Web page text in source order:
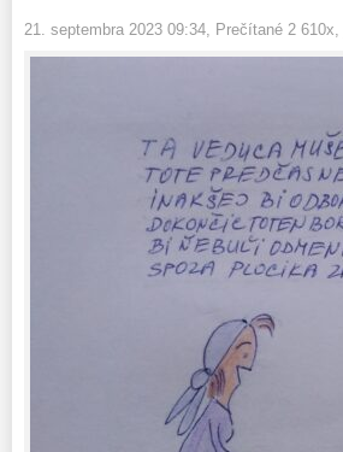
21. septembra 2023 09:34 , Prečítané 2 610x,